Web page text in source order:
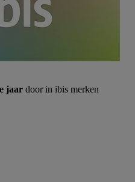
jaar door in ibis merken